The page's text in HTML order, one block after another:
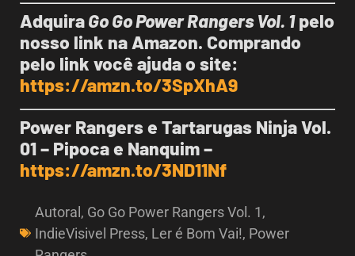
AdquiraGo Go Power Rangers Vol. 1pelo
nosso link na Amazon. Comprando
pelo link você ajuda o site:
https://amzn.to/3SpXhA9
Power Rangers e Tartarugas Ninja Vol.
01 – Pipoca e Nanquim –
https://amzn.to/3ND11Nf
Autoral , Go Go Power Rangers Vol. 1,
IndieVisivel Press, Ler é Bom Vai!, Power